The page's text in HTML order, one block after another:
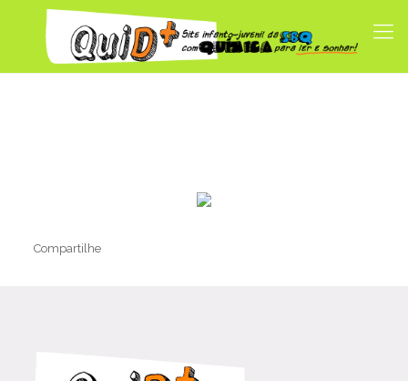
Compartilhe